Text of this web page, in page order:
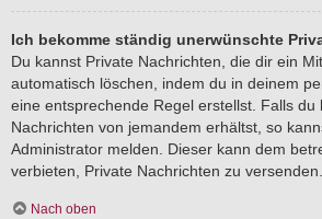
Ich bekomme ständig unerwünschte
Du kannst Private Nachrichten, die dir ein
automatisch löschen, indem du in deinem
eine entsprechende Regel erstellst. Falls du
Nachrichten von jemandem erhältst, so
Administrator melden. Dieser kann dem
verbieten, Private Nachrichten zu versenden.
Nach oben